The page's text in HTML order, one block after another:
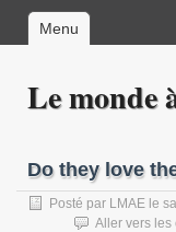
Menu
Le monde
Do they love
Posté par LMAE le
Aller vers les